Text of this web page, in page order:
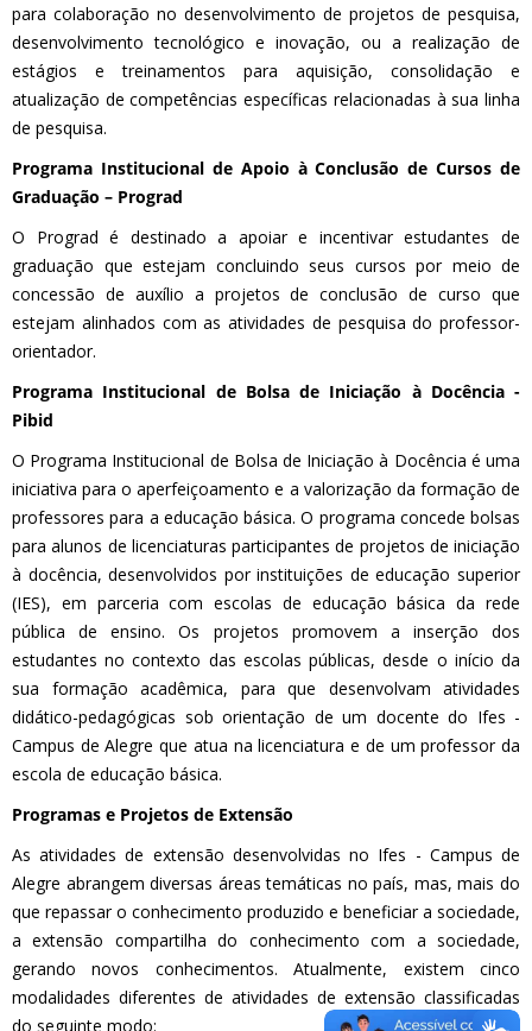
para colaboração no desenvolvimento de projetos de pesquisa,
desenvolvimento tecnológico e inovação, ou a realização de
estágios e treinamentos para aquisição, consolidação e
atualização de competências específicas relacionadas à sua linha
de pesquisa.
Programa Institucional de Apoio à Conclusão de Cursos de
Graduação – Prograd
O Prograd é destinado a apoiar e incentivar estudantes de
graduação que estejam concluindo seus cursos por meio de
concessão de auxílio a projetos de conclusão de curso que
estejam alinhados com as atividades de pesquisa do professor-
orientador.
Programa Institucional de Bolsa de Iniciação à Docência -
Pibid
O Programa Institucional de Bolsa de Iniciação à Docência é uma
iniciativa para o aperfeiçoamento e a valorização da formação de
professores para a educação básica. O programa concede bolsas
para alunos de licenciaturas participantes de projetos de iniciação
à docência, desenvolvidos por instituições de educação superior
(IES), em parceria com escolas de educação básica da rede
pública de ensino. Os projetos promovem a inserção dos
estudantes no contexto das escolas públicas, desde o início da
sua formação acadêmica, para que desenvolvam atividades
didático-pedagógicas sob orientação de um docente do Ifes -
Campus de Alegre que atua na licenciatura e de um professor da
escola de educação básica.
Programas e Projetos de Extensão
As atividades de extensão desenvolvidas no Ifes - Campus de
Alegre abrangem diversas áreas temáticas no país, mas, mais do
que repassar o conhecimento produzido e beneficiar a sociedade,
a extensão compartilha do conhecimento com a sociedade,
gerando novos conhecimentos. Atualmente, existem cinco
modalidades diferentes de atividades de extensão classificadas
do seguinte modo: